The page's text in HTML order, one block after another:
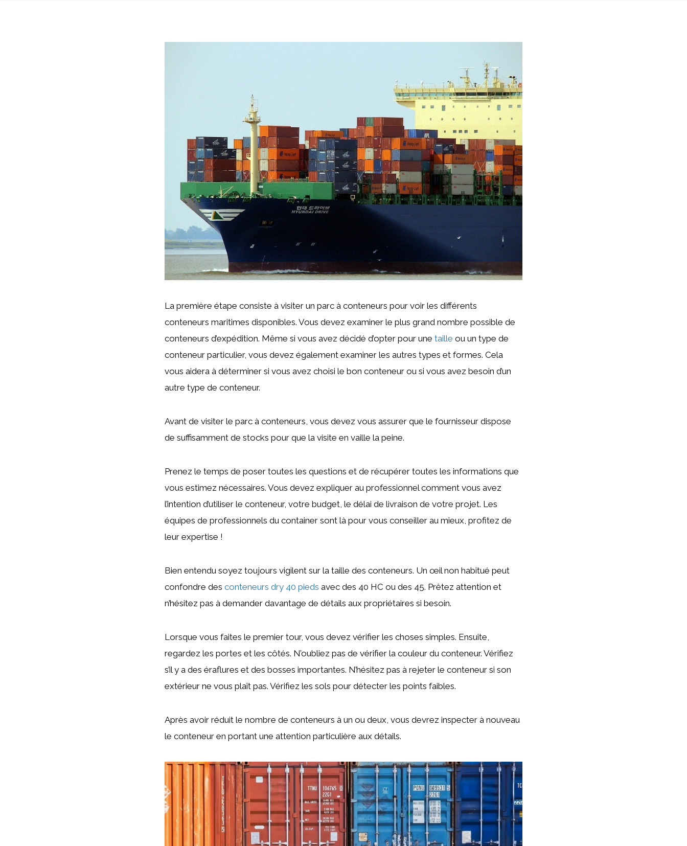
La première étape consiste à visiter un parc à conteneurs pour voir les différents
conteneurs maritimes disponibles. Vous devez examiner le plus grand nombre possible de
conteneurs d’expédition. Même si vous avez décidé d’opter pour une taille ou un type de
conteneur particulier, vous devez également examiner les autres types et formes. Cela
vous aidera à déterminer si vous avez choisi le bon conteneur ou si vous avez besoin d’un
autre type de conteneur.
Avant de visiter le parc à conteneurs, vous devez vous assurer que le fournisseur dispose
de suffisamment de stocks pour que la visite en vaille la peine.
Prenez le temps de poser toutes les questions et de récupérer toutes les informations que
vous estimez nécessaires. Vous devez expliquer au professionnel comment vous avez
l’intention d’utiliser le conteneur, votre budget, le délai de livraison de votre projet. Les
équipes de professionnels du container sont là pour vous conseiller au mieux, profitez de
leur expertise !
Bien entendu soyez toujours vigilent sur la taille des conteneurs. Un œil non habitué peut
confondre des conteneurs dry 40 pieds avec des 40 HC ou des 45. Prêtez attention et
n’hésitez pas à demander davantage de détails aux propriétaires si besoin.
Lorsque vous faites le premier tour, vous devez vérifier les choses simples. Ensuite,
regardez les portes et les côtés. N’oubliez pas de vérifier la couleur du conteneur. Vérifiez
s’il y a des éraflures et des bosses importantes. N’hésitez pas à rejeter le conteneur si son
extérieur ne vous plaît pas. Vérifiez les sols pour détecter les points faibles.
Après avoir réduit le nombre de conteneurs à un ou deux, vous devrez inspecter à nouveau
le conteneur en portant une attention particulière aux détails.